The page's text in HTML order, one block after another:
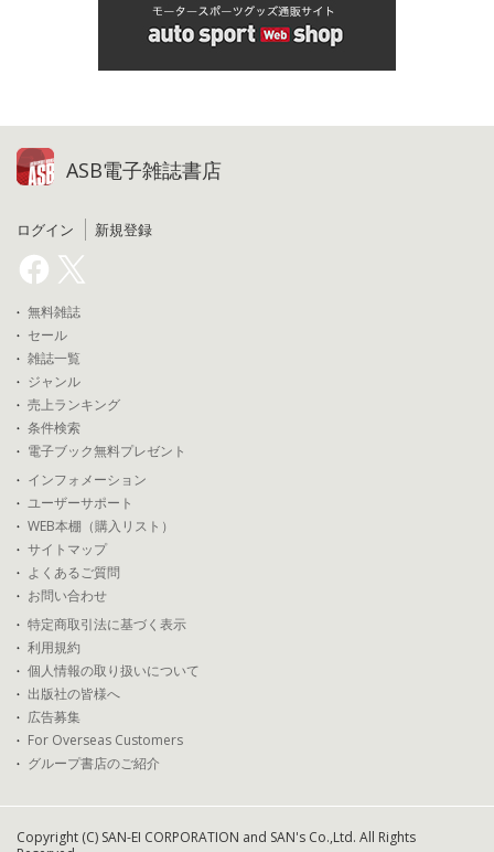
ASB電子雑誌書店
ログイン 新規登録
無料雑誌
セール
雑誌一覧
ジャンル
売上ランキング
条件検索
電子ブック無料プレゼント
インフォメーション
ユーザーサポート
WEB本棚（購入リスト）
サイトマップ
よくあるご質問
お問い合わせ
特定商取引法に基づく表示
利用規約
個人情報の取り扱いについて
出版社の皆様へ
広告募集
For Overseas Customers
グループ書店のご紹介
Copyright (C) SAN-EI CORPORATION and SAN's Co.,Ltd. All Rights